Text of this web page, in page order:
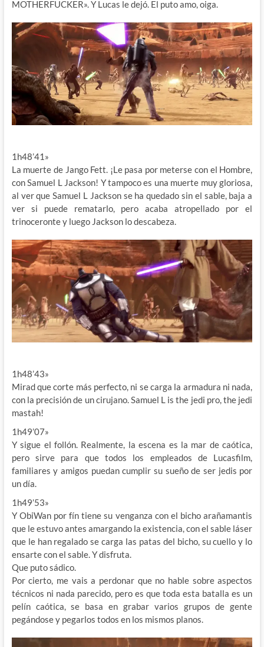
MOTHERFUCKER». Y Lucas le dejó. El puto amo, oiga.
1h48’41»
La muerte de Jango Fett. ¡Le pasa por meterse con el Hombre,
con Samuel L Jackson! Y tampoco es una muerte muy gloriosa,
al ver que Samuel L Jackson se ha quedado sin el sable, baja a
ver si puede rematarlo, pero acaba atropellado por el
trinoceronte y luego Jackson lo descabeza.
1h48’43»
Mirad que corte más perfecto, ni se carga la armadura ni nada,
con la precisión de un cirujano. Samuel L is the jedi pro, the jedi
mastah!
1h49’07»
Y sigue el follón. Realmente, la escena es la mar de caótica,
pero sirve para que todos los empleados de Lucasfilm,
familiares y amigos puedan cumplir su sueño de ser jedis por
un día.
1h49’53»
Y ObiWan por fín tiene su venganza con el bicho arañamantis
que le estuvo antes amargando la existencia, con el sable láser
que le han regalado se carga las patas del bicho, su cuello y lo
ensarte con el sable. Y disfruta.
Que puto sádico.
Por cierto, me vais a perdonar que no hable sobre aspectos
técnicos ni nada parecido, pero es que toda esta batalla es un
pelín caótica, se basa en grabar varios grupos de gente
pegándose y pegarlos todos en los mismos planos.